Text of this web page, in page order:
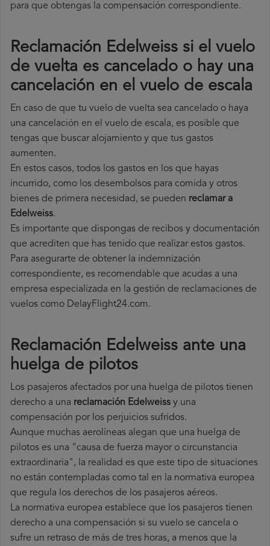
para que obtengas la compensación correspondiente.
Reclamación Edelweiss si el vuelo
de vuelta es cancelado o hay una
cancelación en el vuelo de escala
En caso de que tu vuelo de vuelta sea cancelado o haya
una cancelación en el vuelo de escala, es posible que
tengas que buscar alojamiento y que tus gastos
aumenten.
En estos casos, todos los gastos en los que hayas
incurrido, como los desembolsos para comida y otros
bienes de primera necesidad, se pueden reclamar a
Edelweiss.
Es importante que dispongas de recibos y documentación
que acrediten que has tenido que realizar estos gastos.
Para asegurarte de obtener la indemnización
correspondiente, es recomendable que acudas a una
empresa especializada en la gestión de reclamaciones de
vuelos como DelayFlight24.com.
Reclamación Edelweiss ante una
huelga de pilotos
Los pasajeros afectados por una huelga de pilotos tienen
derecho a una reclamación Edelweiss y una
compensación por los perjuicios sufridos.
Aunque muchas aerolíneas alegan que una huelga de
pilotos es una "causa de fuerza mayor o circunstancia
extraordinaria", la realidad es que este tipo de situaciones
no están contempladas como tal en la normativa europea
que regula los derechos de los pasajeros aéreos.
La normativa europea establece que los pasajeros tienen
derecho a una compensación si su vuelo se cancela o
sufre un retraso de más de tres horas, a menos que la